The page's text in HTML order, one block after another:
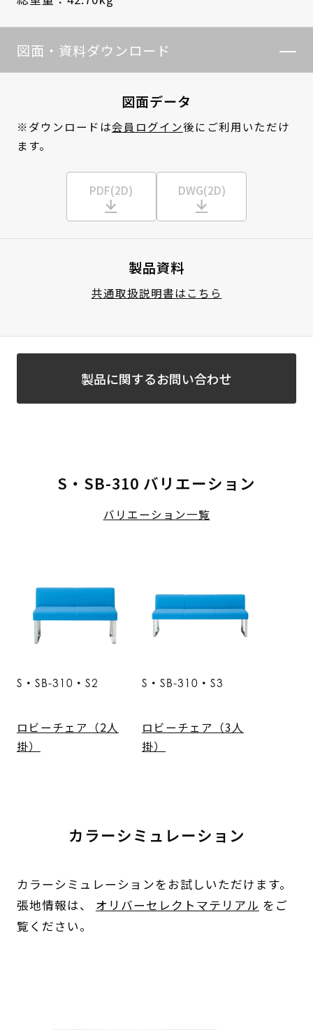
図面・資料ダウンロード
図面データ
※ダウンロードは会員ログイン後にご利用いただけ
ます。
PDF(2D) DWG(2D)
製品資料
共通取扱説明書はこちら
製品に関するお問い合わせ
S・SB-310 バリエーション
バリエーション一覧
S・SB-310・S2
ロビーチェア（2人
掛）
S・SB-310・S3
ロビーチェア（3人
掛）
カラーシミュレーション
カラーシミュレーションをお試しいただけます。
張地情報は、 オリバーセレクトマテリアル をご
覧ください。